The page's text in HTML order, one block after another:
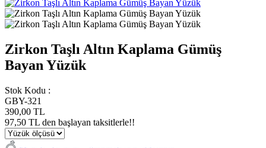
Zirkon Taşlı Altın Kaplama Gümüş
Bayan Yüzük
Stok Kodu :
GBY-321
390,00 TL
97,50 TL den başlayan taksitlerle!!